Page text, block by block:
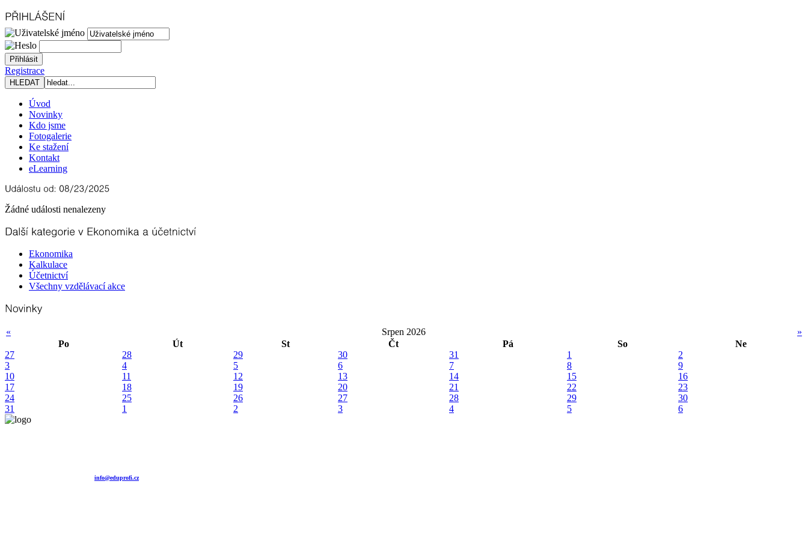
Registrace
Úvod
Novinky
Kdo jsme
Fotogalerie
Ke stažení
Kontakt
eLearning
Žádné události nenalezeny
Ekonomika
Kalkulace
Účetnictví
Všechny vzdělávací akce
« Srpen 2026
»
Po
Út St Čt Pá So
Ne
27
28 29 30 31 1
2
3
4 5 6 7 8
9
10
11 12 13 14 15
16
17
18 19 20 21 22
23
24
25 26 27 28 29
30
31
1 2 3 4 5 6
info@eduprofi.cz